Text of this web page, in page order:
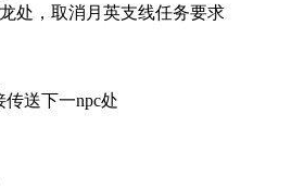
处，取消月英支线任务要求
送下一npc处